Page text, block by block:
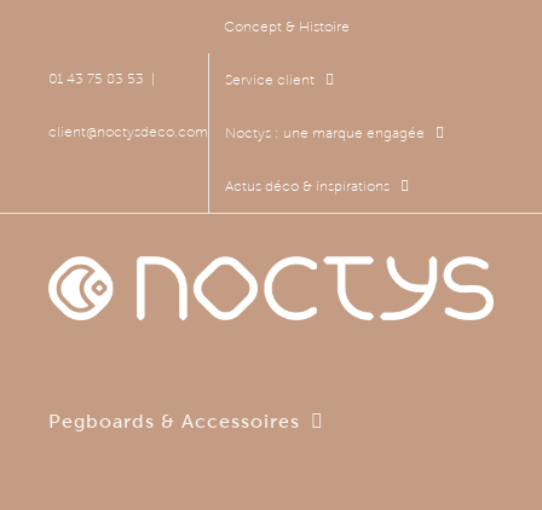
contenu01 43 75 83 53
client@noctysdeco.com
Concept & Histoire
Service client
Noctys : une marque engagée
Actus déco & inspirations
Pegboards & Accessoires